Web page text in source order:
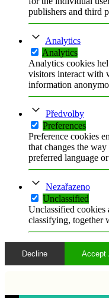
publishers and third
Analytics
Analytics
Analytics cookies
visitors interact with
information
Předvolby
Preferences
Preference cookies
that changes the
preferred language
Nezařazeno
Unclassified
Unclassified cookies
classifying, together
Decline Accept